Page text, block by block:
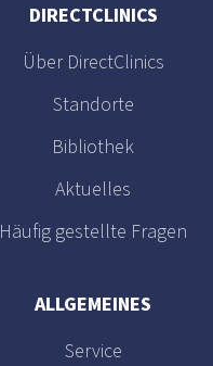
DIRECTCLINICS
Über DirectClinics
Standorte
Bibliothek
Aktuelles
Häufig gestellte Fragen
ALLGEMEINES
Service